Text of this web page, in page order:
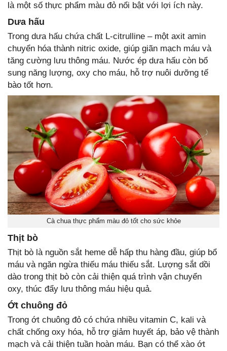
là một số thực phẩm màu đỏ nổi bật với lợi ích này.
Dưa hấu
Trong dưa hấu chứa chất L-citrulline – một axit amin
chuyển hóa thành nitric oxide, giúp giãn mạch máu và
tăng cường lưu thông máu. Nước ép dưa hấu còn bổ
sung năng lượng, oxy cho máu, hỗ trợ nuôi dưỡng tế
bào tốt hơn.
Cà chua thực phẩm màu đỏ tốt cho sức khỏe
Thịt bò
Thịt bò là nguồn sắt heme dễ hấp thu hàng đầu, giúp bổ
máu và ngăn ngừa thiếu máu thiếu sắt. Lượng sắt dồi
dào trong thịt bò còn cải thiện quá trình vận chuyển
oxy, thúc đẩy lưu thông máu hiệu quả.
Ớt chuông đỏ
Trong ớt chuông đỏ có chứa nhiều vitamin C, kali và
chất chống oxy hóa, hỗ trợ giảm huyết áp, bảo vệ thành
mạch và cải thiện tuần hoàn máu. Bạn có thể xào ớt